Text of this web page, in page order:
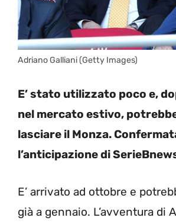
Adriano Galliani (Getty Images)
E’ stato utilizzato poco e,
nel mercato estivo,
lasciare il Monza.
l’anticipazione di
E’ arrivato ad ottobre e
già a gennaio. L’avventura di